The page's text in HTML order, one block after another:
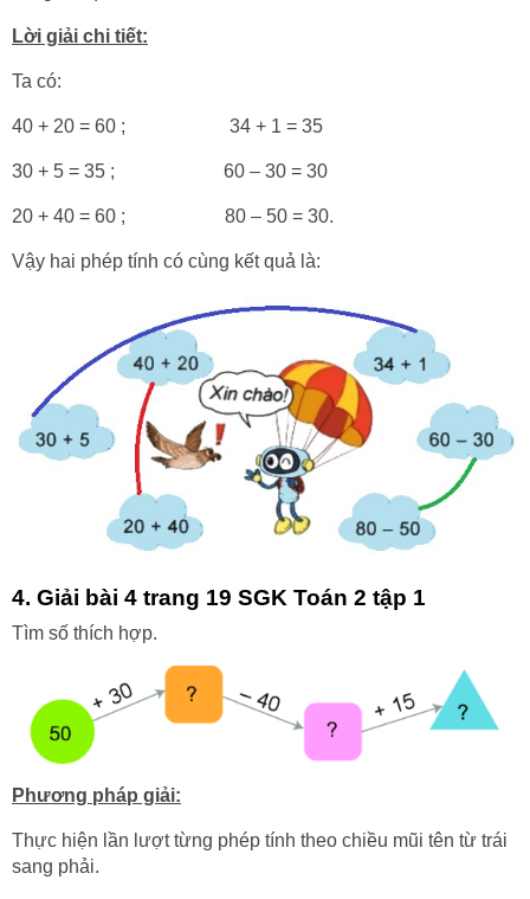
Lời giải chi tiết:
Ta có:
40 + 20 = 60 ; 34 + 1 = 35
30 + 5 = 35 ; 60 – 30 = 30
20 + 40 = 60 ; 80 – 50 = 30.
Vậy hai phép tính có cùng kết quả là:
4. Giải bài 4 trang 19 SGK Toán 2 tập 1
Tìm số thích hợp.
Phương pháp giải:
Thực hiện lần lượt từng phép tính theo chiều mũi tên từ trái
sang phải.